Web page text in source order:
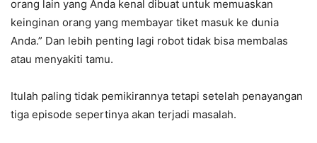
orang lain yang Anda kenal dibuat untuk memuaskan
keinginan orang yang membayar tiket masuk ke dunia
Anda.” Dan lebih penting lagi robot tidak bisa membalas
atau menyakiti tamu.
Itulah paling tidak pemikirannya tetapi setelah penayangan
tiga episode sepertinya akan terjadi masalah.